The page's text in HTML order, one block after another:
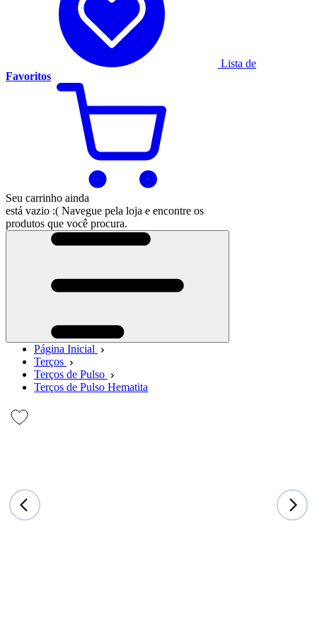
Lista de
Favoritos
Seu carrinho ainda
está vazio :( Navegue pela loja e encontre os
produtos que você procura.
Página Inicial
Terços
Terços de Pulso
Terços de Pulso Hematita